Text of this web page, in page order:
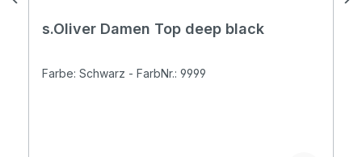
s.Oliver Damen Top deep black
Farbe: Schwarz - FarbNr.: 9999